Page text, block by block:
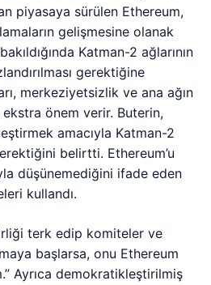
piyasaya sürülen Ethereum,
gelişmesine olanak
Katman-2 ağlarının
gerektiğine
merkeziyetsizlik ve ana ağın
önem verir. Buterin,
amacıyla Katman-2
belirtti. Ethereum’u
düşünemediğini ifade eden
kullandı.
terk edip komiteler ve
başlarsa, onu Ethereum
Ayrıca demokratikleştirilmiş